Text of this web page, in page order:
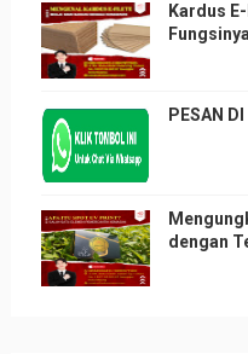
Kardus
PESAN
dengan